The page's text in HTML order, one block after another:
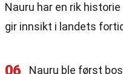
Nauru har en rik
gir innsikt i landets
06 Nauru ble først